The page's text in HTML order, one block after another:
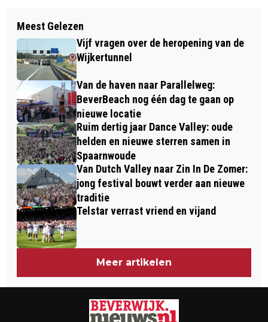
STEEKINCIDENT DRIEHUIS VELSEN,
PERSOON OVERLEDEN
VOEDSELBANK IJMOND-NOORD ZOEKT
MET SPOED NIEUWE VRIJWILLIGERS
Meest Gelezen
Vijf vragen over de heropening van de
Wijkertunnel
Van de haven naar Parallelweg:
BeverBeach nog één dag te gaan op
nieuwe locatie
Ruim dertig jaar Dance Valley: oude
helden en nieuwe sterren samen in
Spaarnwoude
Van Dutch Valley naar Zin In De Zomer:
jong festival bouwt verder aan nieuwe
traditie
Telstar verrast vriend en vijand
Meer artikelen